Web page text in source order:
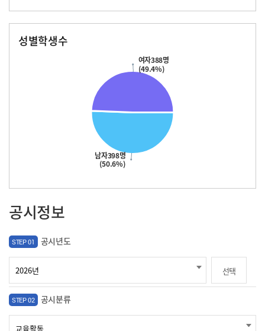
성별학생수
남자398명
(50.6%)
여자388명
(49.4%)
공시정보
STEP 01 공시년도
선택
STEP 02 공시분류